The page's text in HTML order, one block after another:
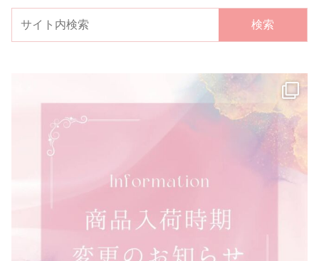
検索